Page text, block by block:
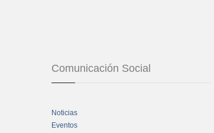
Comunicación Social
Noticias
Eventos